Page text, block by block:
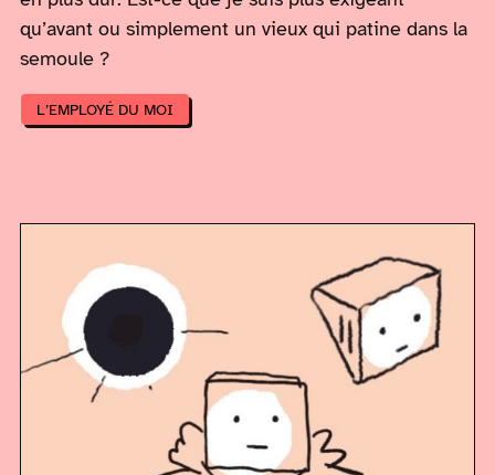
qu’avant ou simplement un vieux qui patine dans la
semoule ?
L’EMPLOYÉ DU MOI